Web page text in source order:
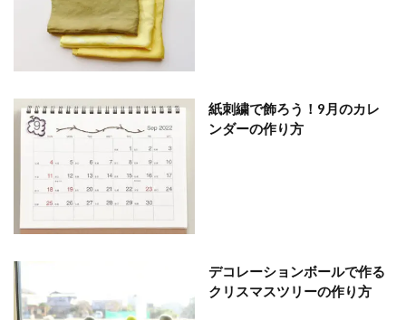
紙刺繍で飾ろう！9月のカレ
ンダーの作り方
デコレーションボールで作る
クリスマスツリーの作り方